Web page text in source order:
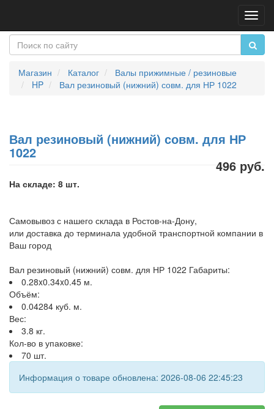
Магазин Каталог
Валы прижимные / резиновые
HP
Вал резиновый (нижний) совм. для НР 1022
Вал резиновый (нижний) совм. для НР
1022
496 руб.
На складе: 8 шт.
Самовывоз с нашего склада в Ростов-на-Дону,
или доставка до терминала удобной транспортной компании в
Ваш город
Вал резиновый (нижний) совм. для НР 1022 Габариты:
0.28x0.34x0.45 м.
Объём:
0.04284 куб. м.
Вес:
3.8 кг.
Кол-во в упаковке:
70 шт.
Информация о товаре обновлена: 2026-08-06 22:45:23